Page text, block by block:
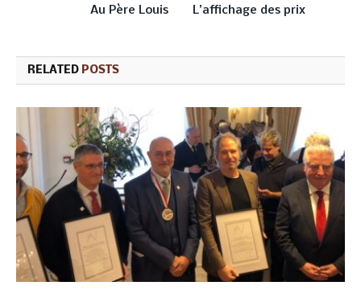
Au Père Louis
L’affichage des prix
RELATED POSTS